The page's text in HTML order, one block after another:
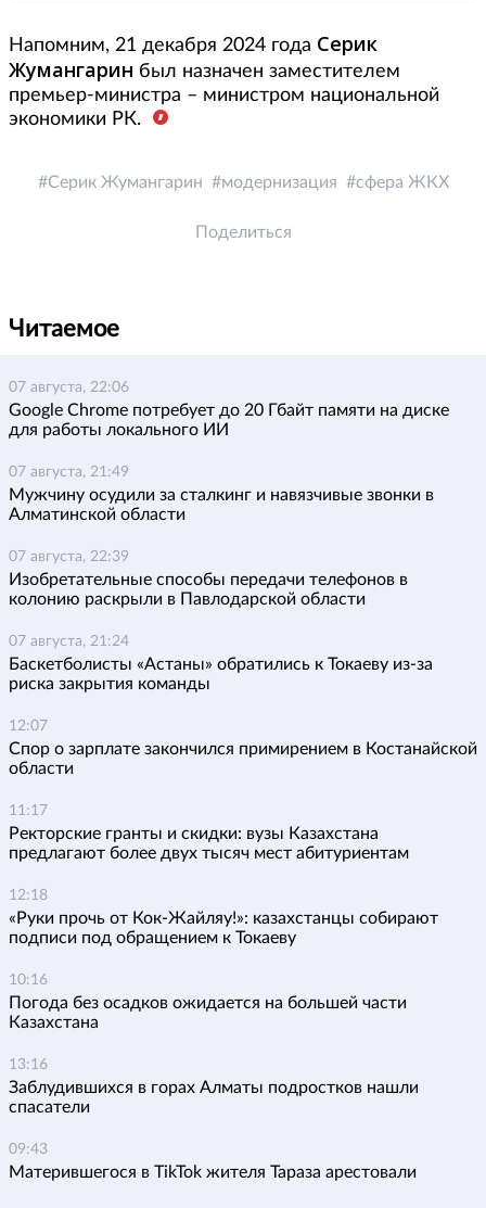
Напомним, 21 декабря 2024 года Серик
Жумангарин был назначен заместителем
премьер-министра – министром национальной
экономики РК.
Серик Жумангарин модернизация сфера ЖКХ
Поделиться
Читаемое
07 августа, 22:06
Google Chrome потребует до 20 Гбайт памяти на диске
для работы локального ИИ
07 августа, 21:49
Мужчину осудили за сталкинг и навязчивые звонки в
Алматинской области
07 августа, 22:39
Изобретательные способы передачи телефонов в
колонию раскрыли в Павлодарской области
07 августа, 21:24
Баскетболисты «Астаны» обратились к Токаеву из-за
риска закрытия команды
12:07
Спор о зарплате закончился примирением в Костанайской
области
11:17
Ректорские гранты и скидки: вузы Казахстана
предлагают более двух тысяч мест абитуриентам
12:18
«Руки прочь от Кок-Жайляу!»: казахстанцы собирают
подписи под обращением к Токаеву
10:16
Погода без осадков ожидается на большей части
Казахстана
13:16
Заблудившихся в горах Алматы подростков нашли
спасатели
09:43
Матерившегося в TikTok жителя Тараза арестовали